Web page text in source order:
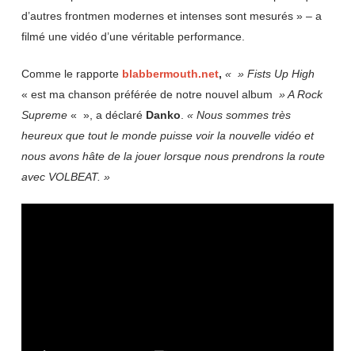
d’autres frontmen modernes et intenses sont mesurés » – a
filmé une vidéo d’une véritable performance.
Comme le rapporte blabbermouth.net, « » Fists Up High
« est ma chanson préférée de notre nouvel album » A Rock
Supreme« », a déclaré Danko « Nous sommes très
heureux que tout le monde puisse voir la nouvelle vidéo et
nous avons hâte de la jouer lorsque nous prendrons la route
avec VOLBEAT. »